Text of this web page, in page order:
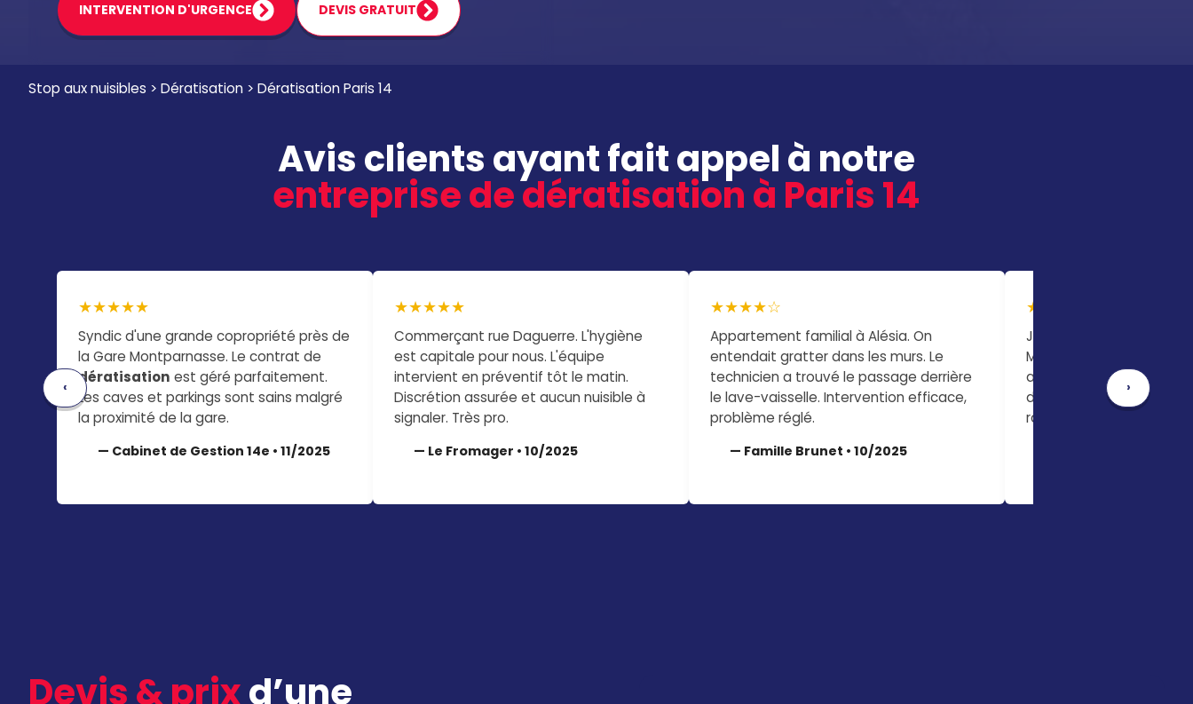
INTERVENTION D'URGENCE DEVIS GRATUIT
Stop aux nuisibles > Dératisation > Dératisation Paris 14
Avis clients ayant fait appel à notre
entreprise de dératisation à Paris 14
★★★★★
Syndic d'une grande copropriété près de
la Gare Montparnasse. Le contrat de
dératisation est géré parfaitement.
Les caves et parkings sont sains malgré
la proximité de la gare.
— Cabinet de Gestion 14e • 11/2025
★★★★★
Commerçant rue Daguerre. L'hygiène
est capitale pour nous. L'équipe
intervient en préventif tôt le matin.
Discrétion assurée et aucun nuisible à
signaler. Très pro.
— Le Fromager • 10/2025
★★★★☆
Appartement familial à Alésia. On
entendait gratter dans les murs. Le
technicien a trouvé le passage derrière
le lave-vaisselle. Intervention efficace,
problème réglé.
— Famille Brunet • 10/2025
★★★★★
J'habite en rez-de-jardin
Montsouris. J'avais peur
avec les produits. Le
des boîtiers sécurisés à
rassurant et efficace.
‹ ›
Devis & prixd’une